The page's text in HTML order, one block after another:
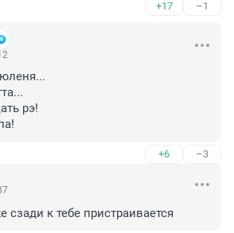
+17 –1
рэ!
+6 –3
сзади к тебе пристраивается